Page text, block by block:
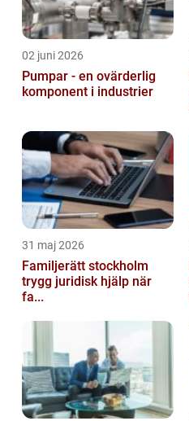
02 juni 2026
Pumpar - en ovärderlig
komponent i industrier
31 maj 2026
Familjerätt stockholm
trygg juridisk hjälp när
fa...